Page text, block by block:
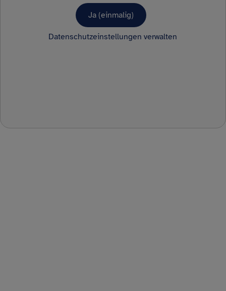
Ja (einmalig)
Datenschutzeinstellungen verwalten